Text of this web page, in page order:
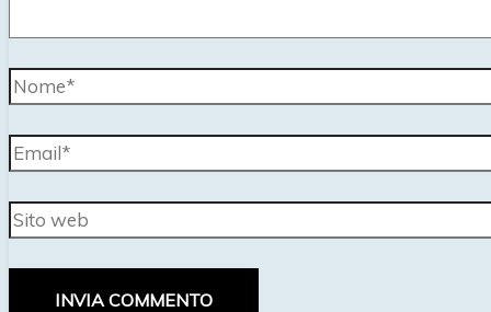
Nome*
Email*
Sito
web